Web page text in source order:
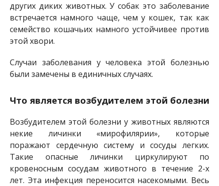
других диких животных. У собак это заболевание
встречается намного чаще, чем у кошек, так как
семейство кошачьих намного устойчивее против
этой хвори.
Случаи заболевания у человека этой болезнью
были замечены в единичных случаях.
Что является возбудителем этой болезни
Возбудителем этой болезни у животных являются
некие личинки «мирофилярии», которые
поражают сердечную систему и сосуды легких.
Такие опасные личинки циркулируют по
кровеносным сосудам животного в течение 2-х
лет. Эта инфекция переносится насекомыми. Весь